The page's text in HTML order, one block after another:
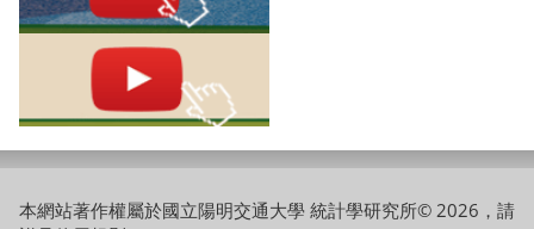
本網站著作權屬於國立陽明交通大學 統計學研究所© 2026，請